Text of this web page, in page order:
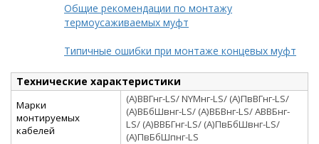
Общие рекомендации по монтажу
термоусаживаемых муфт
Типичные ошибки при монтаже концевых муфт
Технические характеристики
Марки
монтируемых
кабелей
(А)ВВГнг-LS/ NYMнг-LS/ (А)ПвВГнг-LS/
(А)ВБбШвнг-LS/ (А)ВБВнг-LS/ АВВБнг-
LS/ (А)ВВБГнг-LS/ (А)ПвБбШвнг-LS/
(А)ПвБбШпнг-LS